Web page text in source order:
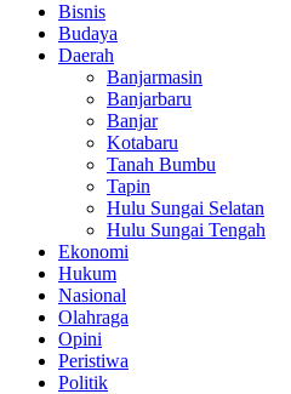
Bisnis
Budaya
Daerah
Banjarmasin
Banjarbaru
Banjar
Kotabaru
Tanah Bumbu
Tapin
Hulu Sungai Selatan
Hulu Sungai Tengah
Ekonomi
Hukum
Nasional
Olahraga
Opini
Peristiwa
Politik